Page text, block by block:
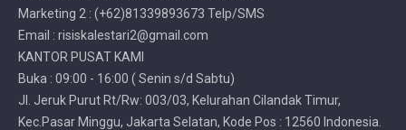
Marketing 2 : (+62)81339893673 Telp/SMS
Email : risiskalestari2@gmail.com
KANTOR PUSAT KAMI
Buka : 09:00 - 16:00 ( Senin s/d Sabtu)
Jl. Jeruk Purut Rt/Rw: 003/03, Kelurahan Cilandak Timur,
Kec.Pasar Minggu, Jakarta Selatan, Kode Pos : 12560 Indonesia.